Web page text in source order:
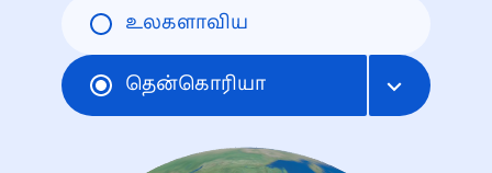
உலகளாவிய
தென்கொரியா